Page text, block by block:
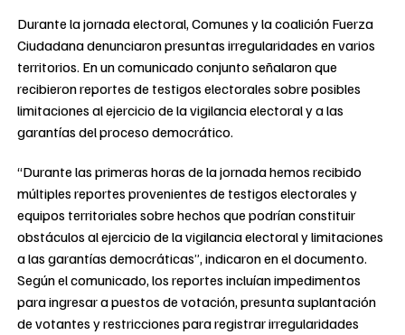
Durante la jornada electoral, Comunes y la coalición Fuerza
Ciudadana denunciaron presuntas irregularidades en varios
territorios. En un comunicado conjunto señalaron que
recibieron reportes de testigos electorales sobre posibles
limitaciones al ejercicio de la vigilancia electoral y a las
garantías del proceso democrático.
“Durante las primeras horas de la jornada hemos recibido
múltiples reportes provenientes de testigos electorales y
equipos territoriales sobre hechos que podrían constituir
obstáculos al ejercicio de la vigilancia electoral y limitaciones
a las garantías democráticas”, indicaron en el documento.
Según el comunicado, los reportes incluían impedimentos
para ingresar a puestos de votación, presunta suplantación
de votantes y restricciones para registrar irregularidades